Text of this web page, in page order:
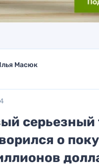
Масюк
серьезный
о